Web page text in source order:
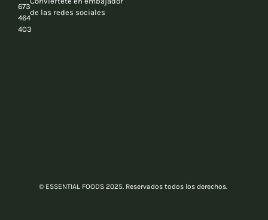
673
464
403
de las redes sociales
© ESSENTIAL FOODS 2025. Reservados todos los derechos.